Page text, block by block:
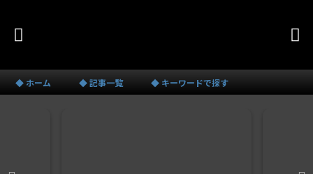
◆ ホーム ◆ 記事一覧 ◆ キーワードで探す